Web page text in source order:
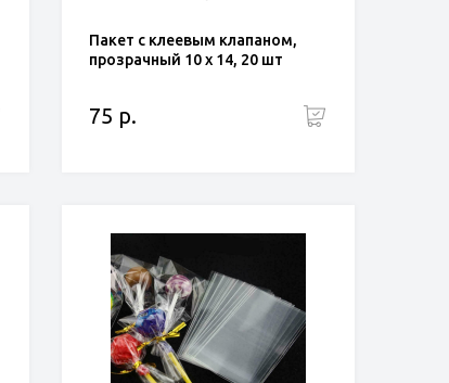
Пакет с клеевым клапаном,
прозрачный 10 х 14, 20 шт
75 р.